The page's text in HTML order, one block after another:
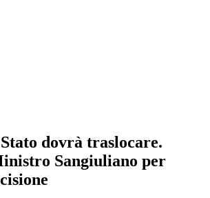
dovrà traslocare.
Sangiuliano per